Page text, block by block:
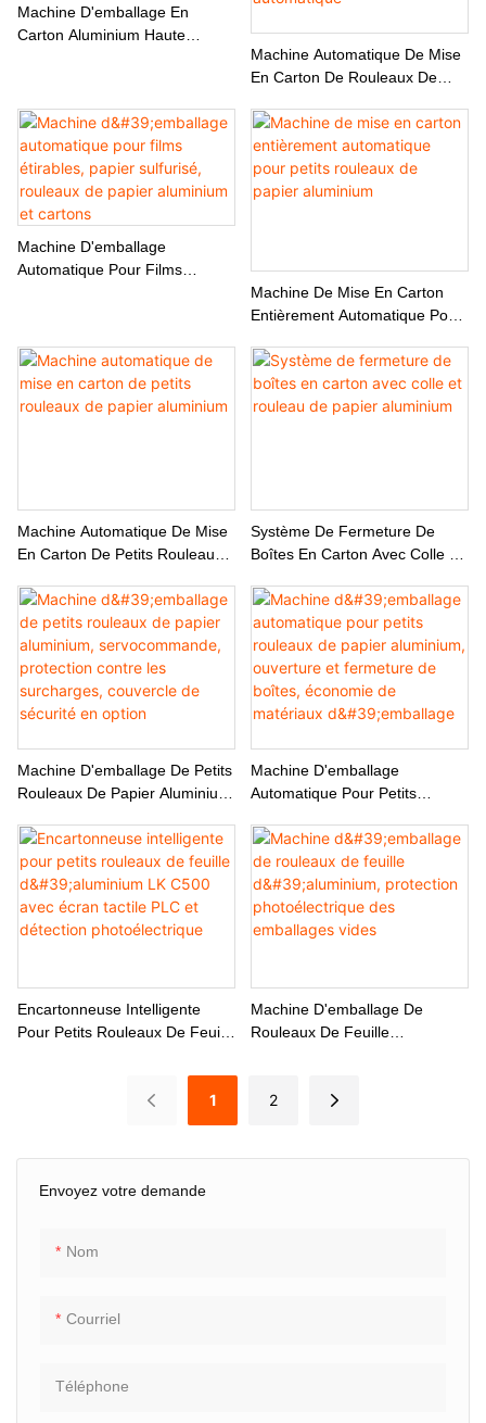
Envoyez votre demande
Nom
Courriel
Téléphone
Machine D'emballage En
Carton Aluminium Haute
Machine Automatique De Mise
En Carton De Rouleaux De
Boîtes/min Avec Scellage Par
Collage Et Alimentation
Automatique
Machine D'emballage
Automatique Pour Films
Machine De Mise En Carton
Entièrement Automatique Pour
Aluminium
Machine Automatique De Mise
En Carton De Petits Rouleaux
Système De Fermeture De
Boîtes En Carton Avec Colle Et
Machine D'emballage De Petits
Rouleaux De Papier Aluminium,
Contre Les Surcharges,
Couvercle De Sécurité En
Option
Machine D'emballage
Automatique Pour Petits
Ouverture Et Fermeture De
Boîtes, Économie De Matériaux
D'emballage
Encartonneuse Intelligente
Pour Petits Rouleaux De Feuille
Écran Tactile PLC Et Détection
Machine D'emballage De
Rouleaux De Feuille
Emballages Vides
1 2